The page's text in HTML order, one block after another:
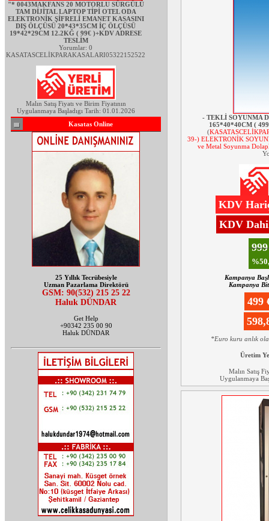
"* 0043MAKFANS 20 MOTORLU SÜRGÜLÜ
TAM DİJİTAL LAPTOP TİPİ OTEL ODA
ELEKTRONİK ŞİFRELİ EMANET KASASINI
DIŞ ÖLÇÜSÜ 20*43*35CM İÇ ÖLÇÜSÜ
19*42*29CM 12.2KĞ ( 99€ )+KDV ADRESE
TESLİM
Yorumlar: 0
KASATASCELİKPARAKASALARI05322152522
Malın Satış Fiyatı ve Birim Fiyatının
Uygulanmaya Başladıgı Tarih: 01.01.2026
Kasatas Online
25 Yıllık Tecrübesiyle
Uzman Pazarlama Direktörü
GSM: 90(532) 215 25 22
Haluk DÜNDAR
Get Help
+90342 235 00 90
Haluk DÜNDAR
- TEKLİ SOYUNMA
165*40*40CM (
(
39-) ELEKTRONİK
ve Metal Soyunma
KDV
KDV
Kampanya
Kampanya
499
*Euro kuru anlık
Üretim
Malın Satış
Uygulanmaya